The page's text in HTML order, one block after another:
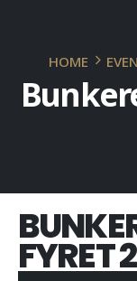
HOME
FYRET 2